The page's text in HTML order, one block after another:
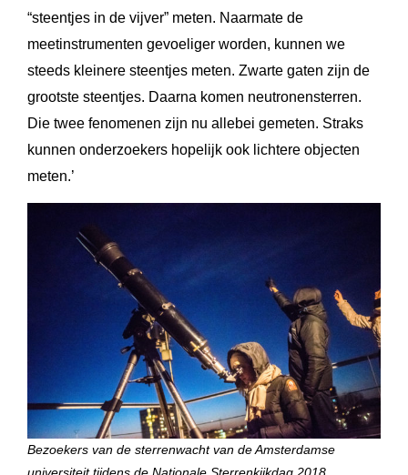
“steentjes in de vijver” meten. Naarmate de
meetinstrumenten gevoeliger worden, kunnen we
steeds kleinere steentjes meten. Zwarte gaten zijn de
grootste steentjes. Daarna komen neutronensterren.
Die twee fenomenen zijn nu allebei gemeten. Straks
kunnen onderzoekers hopelijk ook lichtere objecten
meten.’
Bezoekers van de sterrenwacht van de Amsterdamse